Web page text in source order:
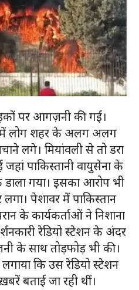
पर आगज़नी की गई।
में लोग शहर के अलग अलग
लगे। मियांवली से तो डरा
पाकिस्तानी वायुसेना के
गया। इसका आरोप भी
पेशावर में पाकिस्तान
के कार्यकर्ताओं ने निशाना
रेडियो स्टेशन के अंदर
के साथ तोड़फोड़ भी की।
कि उस रेडियो स्टेशन
बताई जा रही थीं।